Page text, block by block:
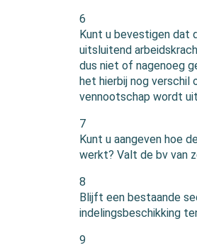
6
Kunt u bevestigen dat
uitsluitend
dus niet of nagenoeg
het hierbij nog verschil
vennootschap wordt
7
Kunt u aangeven hoe
werkt? Valt de bv van
8
Blijft een bestaande
indelingsbeschikking
9